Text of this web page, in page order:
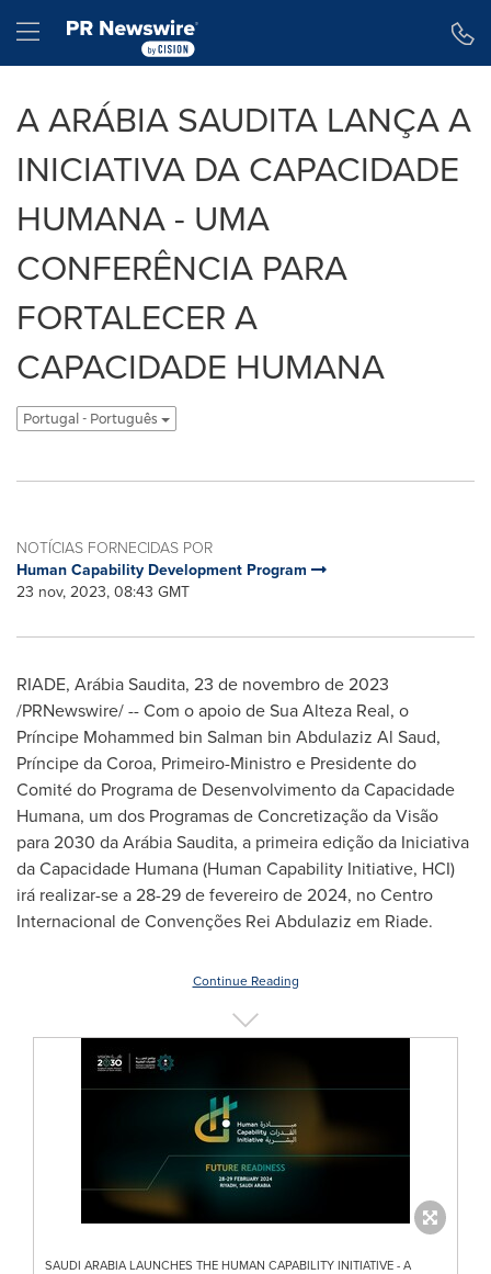
Hamburger menu
A ARÁBIA SAUDITA LANÇA A
INICIATIVA DA CAPACIDADE
HUMANA - UMA
CONFERÊNCIA PARA
FORTALECER A
CAPACIDADE HUMANA
Portugal - Português
NOTÍCIAS FORNECIDAS POR
Human Capability Development Program
23 nov, 2023, 08:43 GMT
RIADE, Arábia Saudita, 23 de novembro de 2023
/PRNewswire/ -- Com o apoio deSua Alteza Real, o
Príncipe Mohammed bin Salman bin Abdulaziz Al Saud,
Príncipe da Coroa, Primeiro-Ministro e Presidente do
Comité do Programa de Desenvolvimento da Capacidade
Humana, um dos Programas de Concretização da Visão
para 2030 da Arábia Saudita, a primeira edição da Iniciativa
da Capacidade Humana (Human Capability Initiative, HCI)
irá realizar-se a 28-29 de fevereiro de 2024, no Centro
Internacional de Convenções Rei Abdulaziz em Riade.
Continue Reading
SAUDI ARABIA LAUNCHES THE HUMAN CAPABILITY INITIATIVE - A